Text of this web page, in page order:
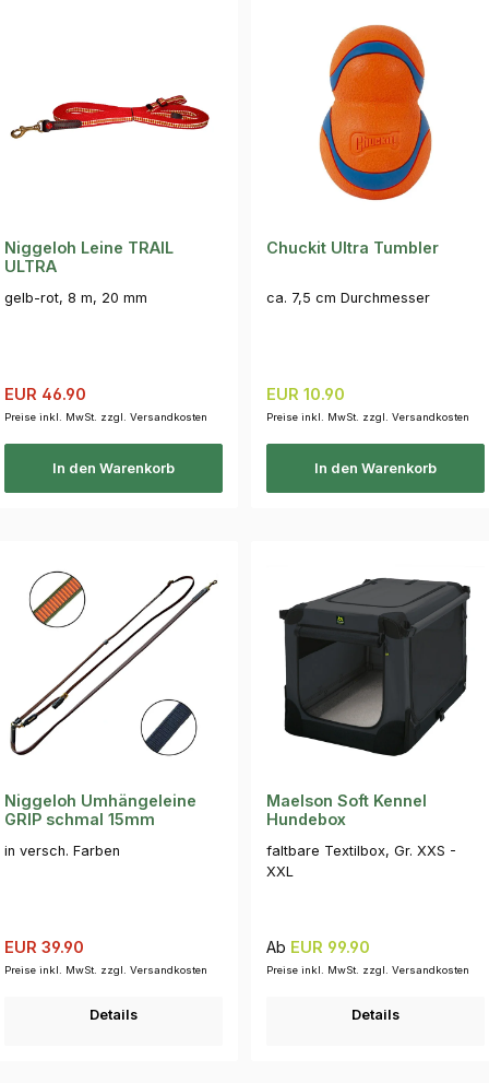
Niggeloh Leine TRAIL
ULTRA
gelb-rot, 8 m, 20 mm
Verkaufspreis:
EUR 46.90
Preise inkl. MwSt. zzgl. Versandkosten
In den Warenkorb
Chuckit Ultra Tumbler
ca. 7,5 cm Durchmesser
Regulärer Preis:
EUR 10.90
Preise inkl. MwSt. zzgl. Versandkosten
In den Warenkorb
Niggeloh Umhängeleine
GRIP schmal 15mm
in versch. Farben
Verkaufspreis:
EUR 39.90
Preise inkl. MwSt. zzgl. Versandkosten
Details
Maelson Soft Kennel
Hundebox
faltbare Textilbox, Gr. XXS -
XXL
Regulärer Preis:
Ab EUR 99.90
Preise inkl. MwSt. zzgl. Versandkosten
Details